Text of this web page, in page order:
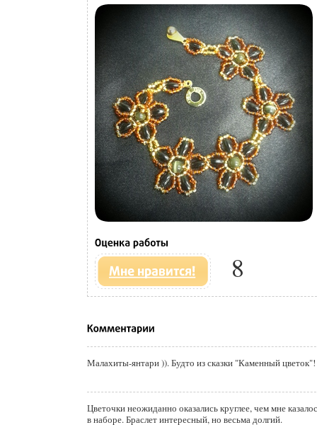
8
Малахиты-янтари )). Будто из сказки "Каменный цветок"!
Цветочки неожиданно оказались круглее, чем мне
в наборе. Браслет интересный, но весьма долгий.